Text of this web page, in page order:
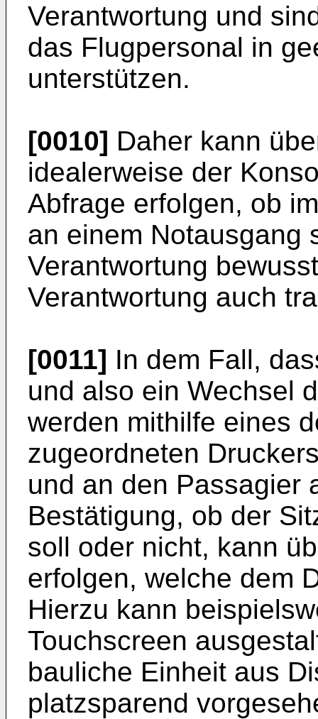
Verantwortung und
das Flugpersonal in
unterstützen.
[0010] Daher kann
idealerweise der
Abfrage erfolgen, ob
an einem Notausgang
Verantwortung
Verantwortung auch
[0011] In dem Fall,
und also ein Wechsel
werden mithilfe eines
zugeordneten
und an den Passagier
Bestätigung, ob der
soll oder nicht, kann
erfolgen, welche dem
Hierzu kann
Touchscreen
bauliche Einheit aus
platzsparend